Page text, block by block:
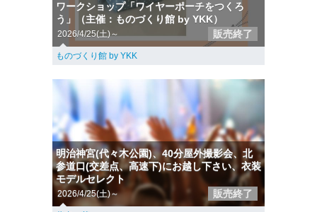
ワークショップ「ワイヤーポーチをつくろ
う」（主催：ものづくり館 by YKK）
2026/4/25(土)～ 販売終了
ものづくり館 by YKK
明治神宮(代々木公園)、40分屋外撮影会、北
参道口(交差点、高速下)にお越し下さい、衣装
モデルセレクト
2026/4/25(土)～ 販売終了